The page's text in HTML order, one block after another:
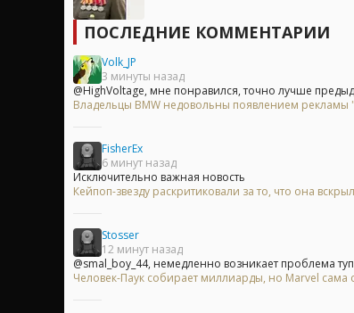
ПОСЛЕДНИЕ КОММЕНТАРИИ
Volk_JP
3 минуты назад
@HighVoltage, мне понравился, точно лучше
Владельцы BMW недовольны появлением рекламы
FisherEx
6 минут назад
Исключительно важная новость
Кейпоп-звезду раскритиковали за то, что она
Stosser
12 минут назад
@smal_boy_44, немедленно возникает проблема
Человек-Паук собирает миллиарды, но Marvel